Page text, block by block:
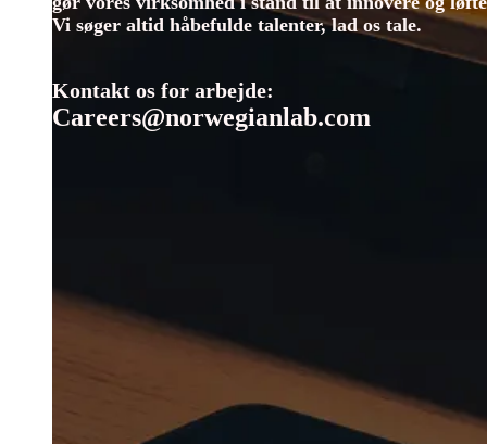
Vi søger altid håbefulde talenter, lad os tale.
Kontakt os for arbejde:
Careers@norwegianlab.com